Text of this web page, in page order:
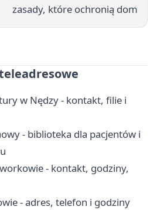
zasady, które ochronią dom
w Nędzy - kontakt, filie i
- biblioteka dla pacjentów i
- kontakt, godziny,
- adres, telefon i godziny